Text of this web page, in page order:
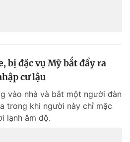
bị đặc vụ Mỹ bắt đẩy ra
cư lậu
vào nhà và bắt một người đàn
trong khi người này chỉ mặc
lạnh âm độ.